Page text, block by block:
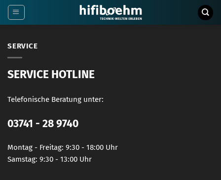
Zum
Inhalt
SERVICE
SERVICE HOTLINE
Telefonische Beratung unter:
03741 - 28 9740
Montag - Freitag: 9:30 - 18:00 Uhr
Samstag: 9:30 - 13:00 Uhr